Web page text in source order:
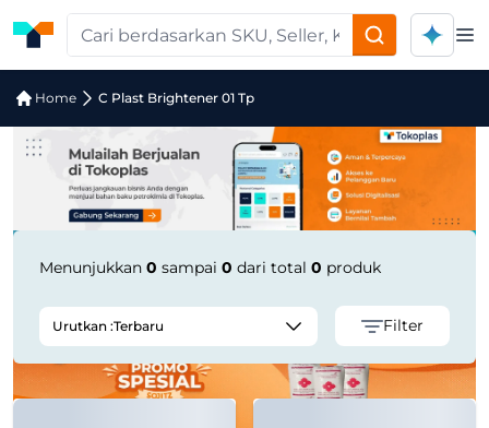
Home C Plast Brightener 01 Tp
Jual C Plast Brightener 01 Tp |
Menunjukkan 0 sampai 0 dari total 0 produk
Urutkan :Terbaru Filter